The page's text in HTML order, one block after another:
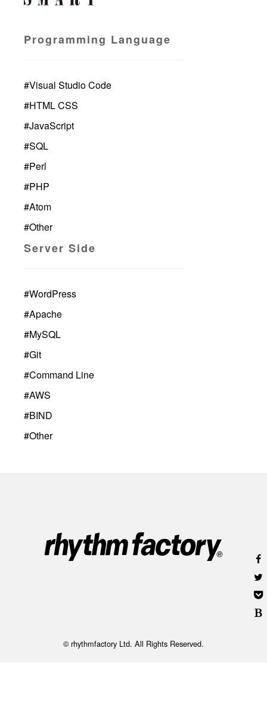
Programming Language
#Visual Studio Code
#HTML CSS
#JavaScript
#SQL
#Perl
#PHP
#Atom
#Other
Server Side
#WordPress
#Apache
#MySQL
#Git
#Command Line
#AWS
#BIND
#Other
© rhythmfactory Ltd. All Rights Reserved.